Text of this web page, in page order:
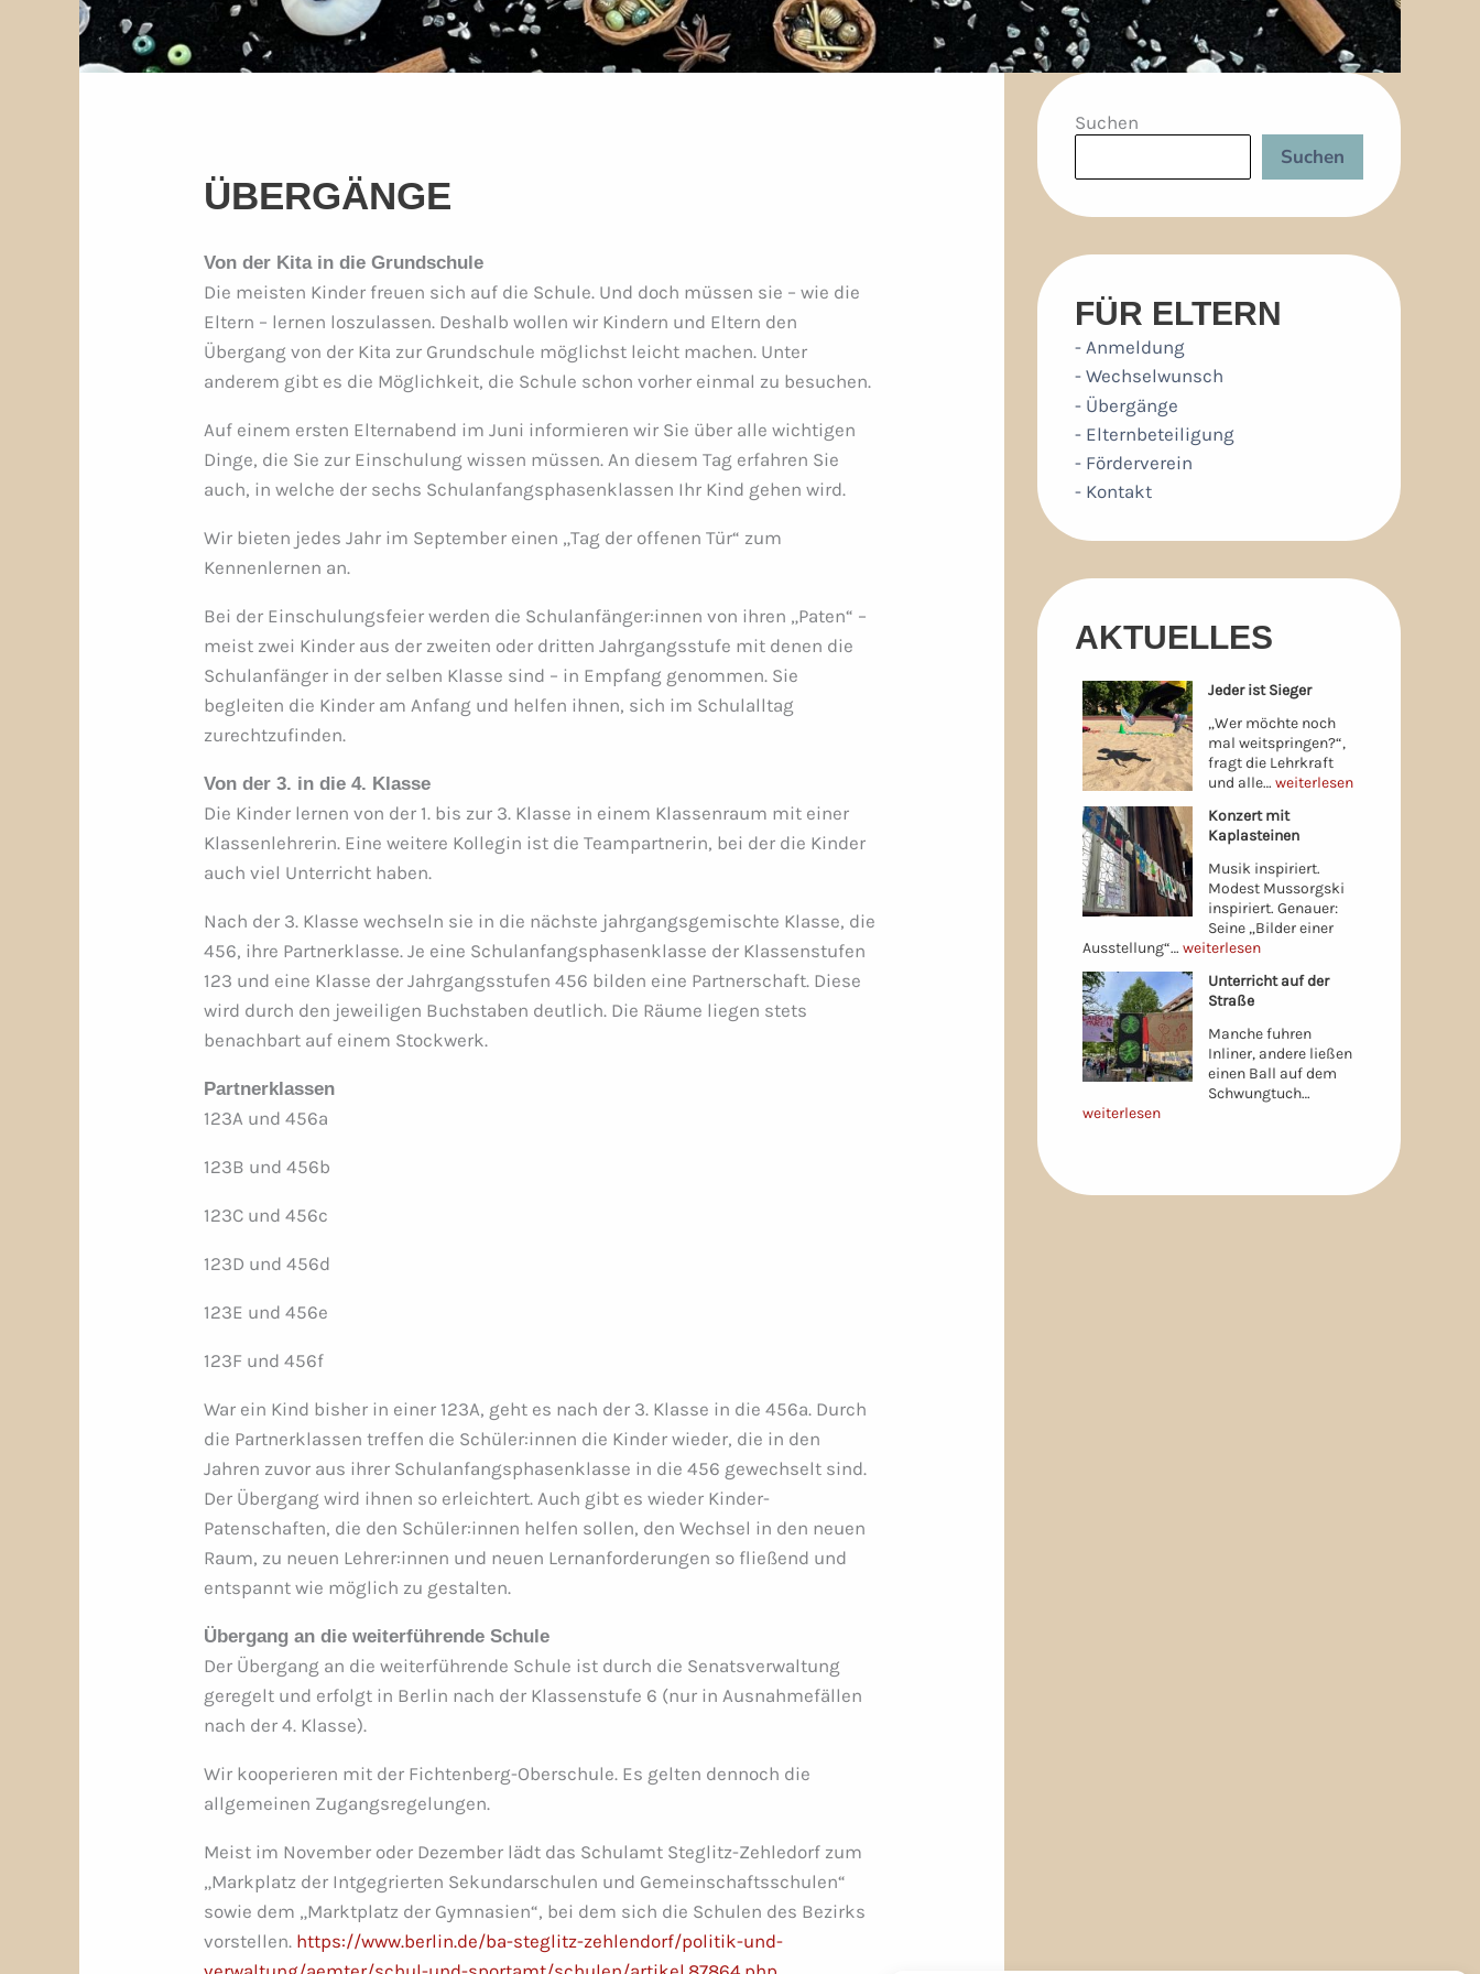
ÜBERGÄNGE
Von der Kita in die Grundschule
Die meisten Kinder freuen sich auf die Schule. Und doch müssen sie – wie die
Eltern – lernen loszulassen. Deshalb wollen wir Kindern und Eltern den
Übergang von der Kita zur Grundschule möglichst leicht machen. Unter
anderem gibt es die Möglichkeit, die Schule schon vorher einmal zu besuchen.
Auf einem ersten Elternabend im Juni informieren wir Sie über alle wichtigen
Dinge, die Sie zur Einschulung wissen müssen. An diesem Tag erfahren Sie
auch, in welche der sechs Schulanfangsphasenklassen Ihr Kind gehen wird.
Wir bieten jedes Jahr im September einen „Tag der offenen Tür“ zum
Kennenlernen an.
Bei der Einschulungsfeier werden die Schulanfänger:innen von ihren „Paten“ –
meist zwei Kinder aus der zweiten oder dritten Jahrgangsstufe mit denen die
Schulanfänger in der selben Klasse sind – in Empfang genommen. Sie
begleiten die Kinder am Anfang und helfen ihnen, sich im Schulalltag
zurechtzufinden.
Von der 3. in die 4. Klasse
Die Kinder lernen von der 1. bis zur 3. Klasse in einem Klassenraum mit einer
Klassenlehrerin. Eine weitere Kollegin ist die Teampartnerin, bei der die Kinder
auch viel Unterricht haben.
Nach der 3. Klasse wechseln sie in die nächste jahrgangsgemischte Klasse, die
456, ihre Partnerklasse. Je eine Schulanfangsphasenklasse der Klassenstufen
123 und eine Klasse der Jahrgangsstufen 456 bilden eine Partnerschaft. Diese
wird durch den jeweiligen Buchstaben deutlich. Die Räume liegen stets
benachbart auf einem Stockwerk.
Partnerklassen
123A und 456a
123B und 456b
123C und 456c
123D und 456d
123E und 456e
123F und 456f
War ein Kind bisher in einer 123A, geht es nach der 3. Klasse in die 456a. Durch
die Partnerklassen treffen die Schüler:innen die Kinder wieder, die in den
Jahren zuvor aus ihrer Schulanfangsphasenklasse in die 456 gewechselt sind.
Der Übergang wird ihnen so erleichtert. Auch gibt es wieder Kinder-
Patenschaften, die den Schüler:innen helfen sollen, den Wechsel in den neuen
Raum, zu neuen Lehrer:innen und neuen Lernanforderungen so fließend und
entspannt wie möglich zu gestalten.
Übergang an die weiterführende Schule
Der Übergang an die weiterführende Schule ist durch die Senatsverwaltung
geregelt und erfolgt in Berlin nach der Klassenstufe 6 (nur in Ausnahmefällen
nach der 4. Klasse).
Wir kooperieren mit der Fichtenberg-Oberschule. Es gelten dennoch die
allgemeinen Zugangsregelungen.
Meist im November oder Dezember lädt das Schulamt Steglitz-Zehledorf zum
„Markplatz der Intgegrierten Sekundarschulen und Gemeinschaftsschulen“
sowie dem „Marktplatz der Gymnasien“, bei dem sich die Schulen des Bezirks
vorstellen. https://www.berlin.de/ba-steglitz-zehlendorf/politik-und-
Suchen
Suchen
FÜR ELTERN
- Anmeldung
- Wechselwunsch
- Übergänge
- Elternbeteiligung
- Förderverein
- Kontakt
AKTUELLES
Jeder ist Sieger
„Wer möchte noch
mal weitspringen?“,
fragt die Lehrkraft
und alle…weiterlesen
Konzert mit
Kaplasteinen
Musik inspiriert.
Modest Mussorgski
inspiriert. Genauer:
Seine „Bilder einer
Ausstellung“…weiterlesen
Unterricht auf der
Straße
Manche fuhren
Inliner, andere ließen
einen Ball auf dem
Schwungtuch…
weiterlesen